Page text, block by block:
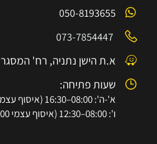
050-8193655
073-7854447
א.ת הישן נתניה, רח' המסגר 11
שעות פתיחה:
א'-ה': 08:00–16:30 (איסוף עצמי 08:00–15:30)
ו': 08:00–12:30 (איסוף עצמי 08:00–12:00)